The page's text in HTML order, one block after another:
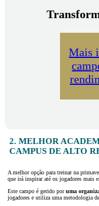
Mais
2. MELHOR
CAMPUS DE ALTO
A melhor opção para treinar na
que irá inspirar até os jogadores mais
Este campo é gerido poruma
jogadores e utiliza uma metodologia